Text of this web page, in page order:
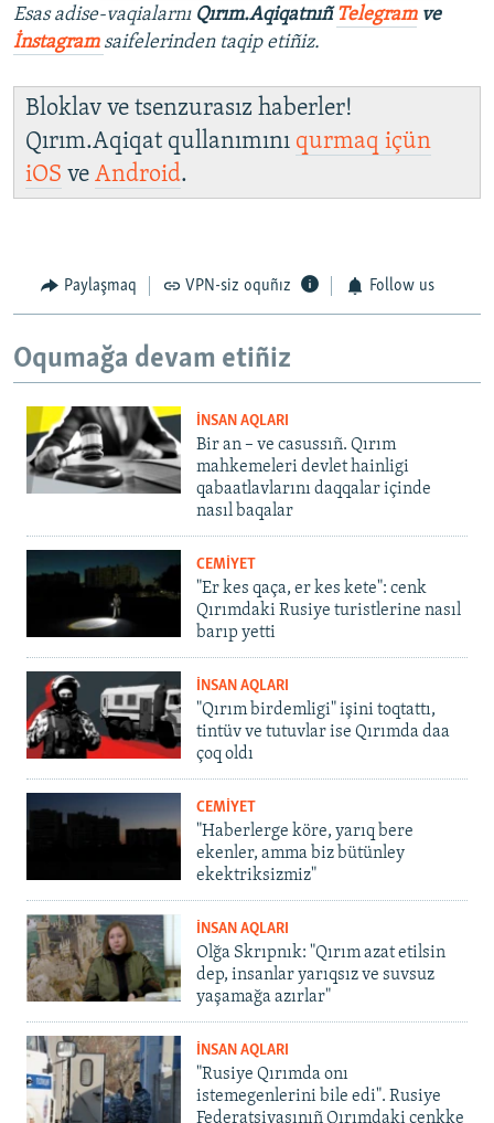
Esas adise-vaqialarnı Qırım.Aqiqatnıñ Telegramve
İnstagram saifelerinden taqip etiñiz.
Bloklav ve tsenzurasız haberler!
Qırım.Aqiqat qullanımını qurmaq içün
iOS ve Android.
Paylaşmaq VPN-siz oquñız Follow us
Oqumağa devam etiñiz
İNSAN AQLARI
Bir an – ve casussıñ. Qırım
mahkemeleri devlet hainligi
qabaatlavlarını daqqalar içinde
nasıl baqalar
CEMİYET
"Er kes qaça, er kes kete": cenk
Qırımdaki Rusiye turistlerine nasıl
barıp yetti
İNSAN AQLARI
"Qırım birdemligi" işini toqtattı,
tintüv ve tutuvlar ise Qırımda daa
çoq oldı
CEMİYET
"Haberlerge köre, yarıq bere
ekenler, amma biz bütünley
ekektriksizmiz"
İNSAN AQLARI
Olğa Skrıpnık: "Qırım azat etilsin
dep, insanlar yarıqsız ve suvsuz
yaşamağa azırlar"
İNSAN AQLARI
"Rusiye Qırımda onı
istemegenlerini bile edi". Rusiye
Federatsiyasınıñ Qırımdaki cenkke